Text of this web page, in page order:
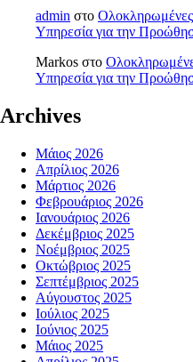
admin στο
Υπηρεσία για την
Markos στο
Υπηρεσία για την
Archives
Μάιος 2026
Απρίλιος 2026
Μάρτιος 2026
Φεβρουάριος 2026
Ιανουάριος 2026
Δεκέμβριος 2025
Νοέμβριος 2025
Οκτώβριος 2025
Σεπτέμβριος 2025
Αύγουστος 2025
Ιούλιος 2025
Ιούνιος 2025
Μάιος 2025